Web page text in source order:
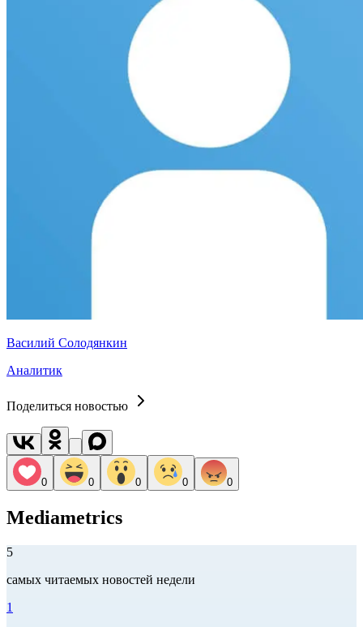
Василий Солодянкин
Аналитик
Поделиться новостью
0 0 0 0 0
Mediametrics
5
самых читаемых новостей недели
1